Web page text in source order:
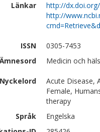
Länkar
http://
http://
ISSN
0305-7453
Ämnesord
Medicin och
Nyckelord
Acute Disease,
Female,
therapy
Språk
Engelska